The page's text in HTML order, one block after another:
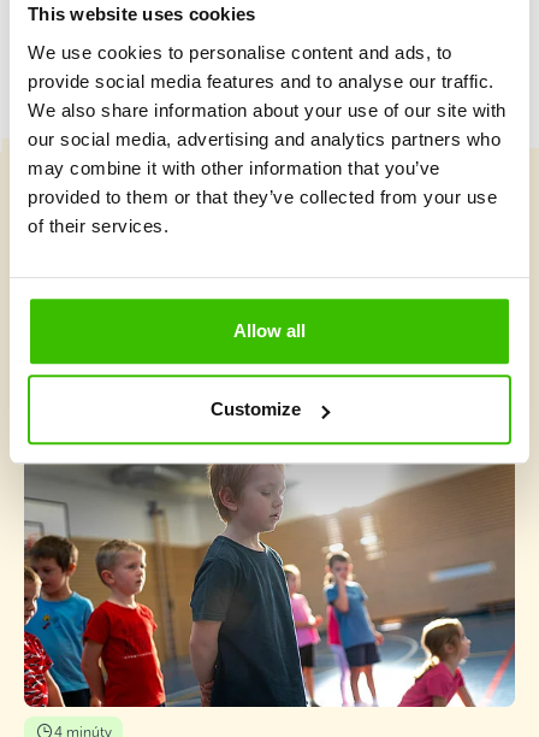
This website uses cookies
We use cookies to personalise content and ads, to
provide social media features and to analyse our traffic.
We also share information about your use of our site with
our social media, advertising and analytics partners who
may combine it with other information that you’ve
provided to them or that they’ve collected from your use
of their services.
Allow all
Customize
Čo je v Gymnathlone nové?
4 minúty